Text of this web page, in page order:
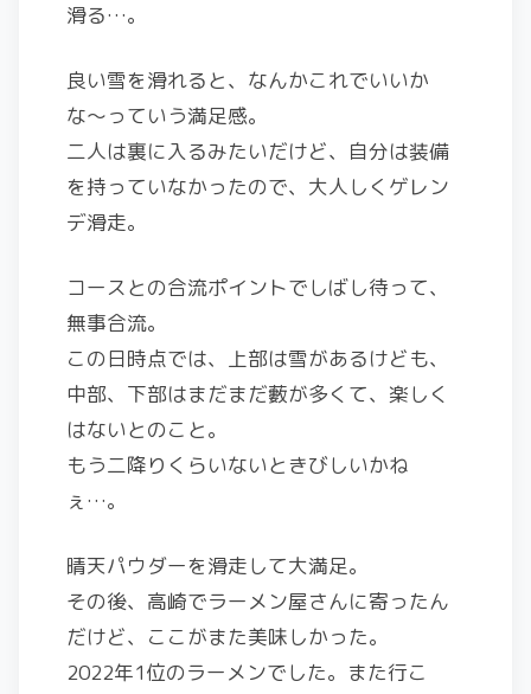
滑る…。
良い雪を滑れると、なんかこれでいいか
な〜っていう満足感。
二人は裏に入るみたいだけど、自分は装備
を持っていなかったので、大人しくゲレン
デ滑走。
コースとの合流ポイントでしばし待って、
無事合流。
この日時点では、上部は雪があるけども、
中部、下部はまだまだ藪が多くて、楽しく
はないとのこと。
もう二降りくらいないときびしいかね
ぇ…。
晴天パウダーを滑走して大満足。
その後、高崎でラーメン屋さんに寄ったん
だけど、ここがまた美味しかった。
2022年1位のラーメンでした。また行こ